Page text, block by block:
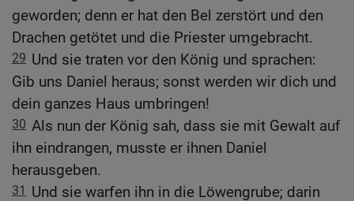
geworden; denn er hat den Bel zerstört und den
Drachen getötet und die Priester umgebracht.
29 Und sie traten vor den König und sprachen:
Gib uns Daniel heraus; sonst werden wir dich und
dein ganzes Haus umbringen!
30 Als nun der König sah, dass sie mit Gewalt auf
ihn eindrangen, musste er ihnen Daniel
herausgeben.
31
Und sie warfen ihn in die Löwengrube; darin